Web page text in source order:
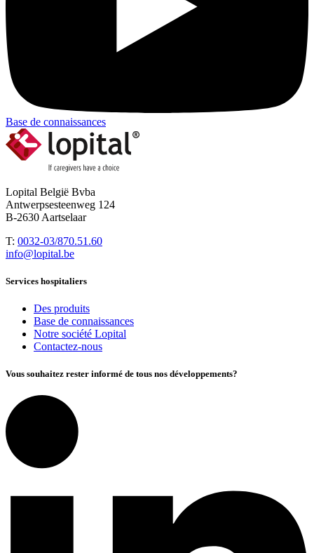
Base de connaissances
Lopital België Bvba
Antwerpsesteenweg 124
B-2630 Aartselaar
T: 0032-03/870.51.60
info@lopital.be
Services hospitaliers
Des produits
Base de connaissances
Notre société Lopital
Contactez-nous
Vous souhaitez rester informé de tous nos développements?